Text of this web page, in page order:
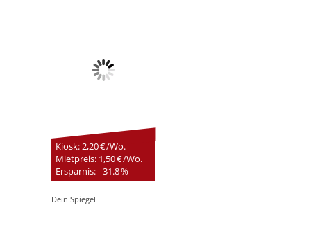
Kiosk: 2,20 € /Wo.
Mietpreis: 1,50 € /Wo.
Ersparnis: –31.8 %
Dein Spiegel